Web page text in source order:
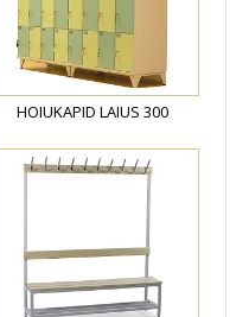
HOIUKAPID LAIUS 300